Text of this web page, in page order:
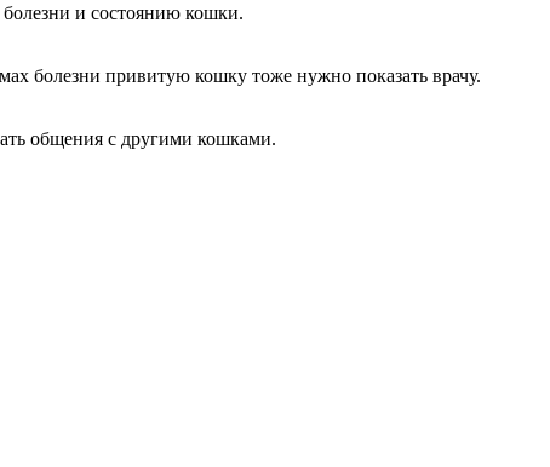
и состоянию кошки.
болезни привитую кошку тоже нужно показать врачу.
общения с другими кошками.